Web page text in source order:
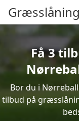
Få 3
Bor du i
tilbud på